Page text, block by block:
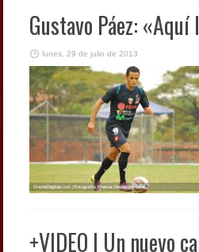
Gustavo Páez:
lunes, 29 de julio de 2013
+VIDEO | Un nuevo